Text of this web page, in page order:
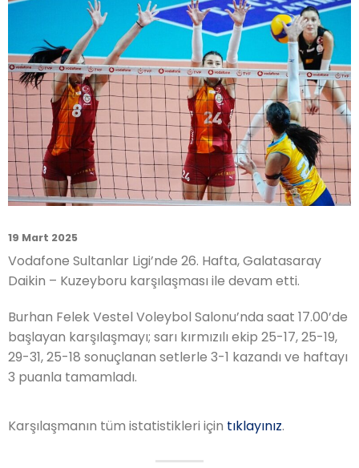
19 Mart 2025
Vodafone Sultanlar Ligi’nde 26. Hafta, Galatasaray
Daikin – Kuzeyboru karşılaşması ile devam etti.
Burhan Felek Vestel Voleybol Salonu’nda saat 17.00’de
başlayan karşılaşmayı; sarı kırmızılı ekip 25-17, 25-19,
29-31, 25-18 sonuçlanan setlerle 3-1 kazandı ve haftayı
3 puanla tamamladı.
Karşılaşmanın tüm istatistikleri için tıklayınız.